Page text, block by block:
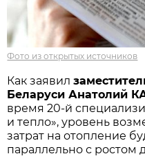
Фото из открытых источников
Как заявил
Беларуси Анатолий
время 20-й
и тепло», уровень
затрат на отопление
параллельно с ростом